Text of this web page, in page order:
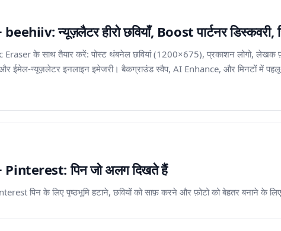
न्यूज़लैटर हीरो छवियाँ, Boost पार्टनर डिस्कवरी,
Eraser के साथ तैयार करें: पोस्ट थंबनेल छवियां (1200×675), प्रकाशन लोगो, लेखक
ईमेल-न्यूज़लेटर इनलाइन इमेजरी। बैकग्राउंड स्वैप, AI Enhance, और मिनटों में
पिन जो अलग दिखते हैं
पिन के लिए पृष्ठभूमि हटाने, छवियों को साफ़ करने और फ़ोटो को बेहतर बनाने के